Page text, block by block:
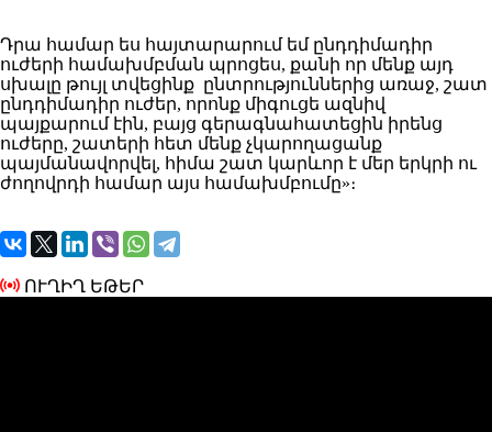
Դրա համար ես հայտարարում եմ ընդդիմադիր
ուժերի համախմբման պրոցես, քանի որ մենք այդ
սխալը թույլ տվեցինք ընտրություններից առաջ, շատ
ընդդիմադիր ուժեր, որոնք միգուցե ազնիվ
պայքարում էին, բայց գերագնահատեցին իրենց
ուժերը, շատերի հետ մենք չկարողացանք
պայմանավորվել, հիմա շատ կարևոր է մեր երկրի ու
ժողովրդի համար այս համախմբումը»։
ՈՒՂԻՂ ԵԹԵՐ